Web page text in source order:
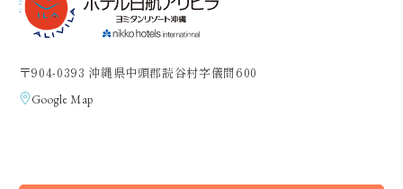
〒904-0393 沖縄県中頭郡読谷村字儀間600
Google Map